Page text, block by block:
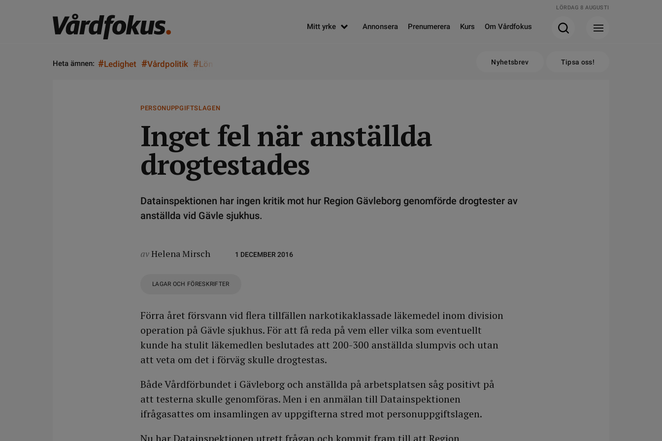
LÖRDAG 8 AUGUSTI
Mitt yrke Annonsera Prenumerera Kurs Om Vårdfokus
Heta ämnen: #Ledighet #Vårdpolitik #Lön Nyhetsbrev Tipsa oss!
PERSONUPPGIFTSLAGEN
Inget fel när anställda
drogtestades
Datainspektionen har ingen kritik mot hur Region Gävleborg genomförde drogtester av
anställda vid Gävle sjukhus.
avHelena Mirsch 1 DECEMBER 2016
LAGAR OCH FÖRESKRIFTER
Förra året försvann vid flera tillfällen narkotikaklassade läkemedel inom division
operation på Gävle sjukhus. För att få reda på vem eller vilka som eventuellt
kunde ha stulit läkemedlen beslutades att 200-300 anställda slumpvis och utan
att veta om det i förväg skulle drogtestas.
Både Vårdförbundet i Gävleborg och anställda på arbetsplatsen såg positivt på
att testerna skulle genomföras. Men i en anmälan till Datainspektionen
ifrågasattes om insamlingen av uppgifterna stred mot personuppgiftslagen.
Nu har Datainspektionen utrett frågan och kommit fram till att Region